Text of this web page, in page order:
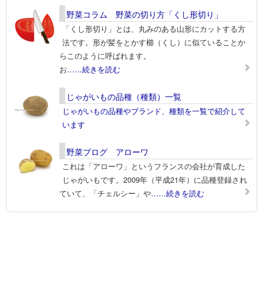
野菜コラム 野菜の切り方「くし形切り」
「くし形切り」とは、丸みのある山形にカットする方
法です。形が髪をとかす櫛（くし）に似ていることか
らこのように呼ばれます。
お……続きを読む
じゃがいもの品種（種類）一覧
じゃがいもの品種やブランド、種類を一覧で紹介して
います
野菜ブログ アローワ
これは「アローワ」というフランスの会社が育成した
じゃがいもです。2009年（平成21年）に品種登録され
ていて、「チェルシー」や……続きを読む